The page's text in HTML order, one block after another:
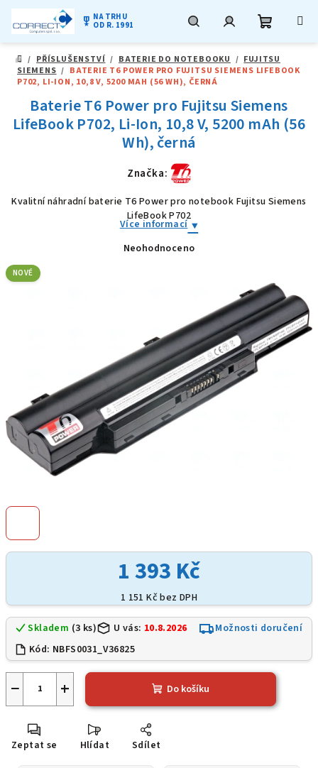
obsah
military_tech NA TRHU
OD R. 1991
DOMŮ
/ PŘÍSLUŠENSTVÍ / BATERIE DO NOTEBOOKU / FUJITSU
SIEMENS / BATERIE T6 POWER PRO FUJITSU SIEMENS LIFEBOOK
P702, LI-ION, 10,8 V, 5200 MAH (56 WH), ČERNÁ
1 393 Kč
1 151 Kč bez DPH
Skladem (3 ks) U vás: 10.8.2026
Možnosti doručení
Kód: NBFS0031_V36825
+
− Do košíku
Zeptat se Hlídat Sdílet
Baterie T6 Power pro Fujitsu Siemens
LifeBook P702, Li-Ion, 10,8 V, 5200 mAh (56
Wh), černá
Značka:
Kvalitní náhradní baterie T6 Power pro notebook Fujitsu Siemens
LifeBook P702
Více informací
Průměrné
Neohodnoceno
NOVÉ